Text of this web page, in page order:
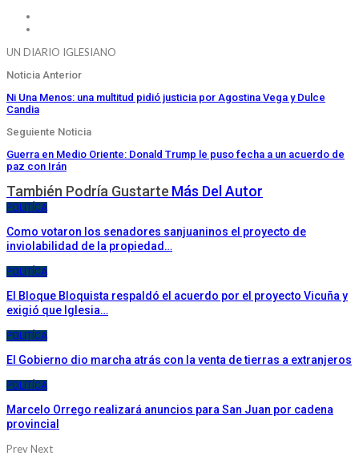
UN DIARIO IGLESIANO
Noticia Anterior
Ni Una Menos: una multitud pidió justicia por Agostina Vega y Dulce
Candia
Seguiente Noticia
Guerra en Medio Oriente: Donald Trump le puso fecha a un acuerdo de
paz con Irán
También Podría Gustarte Más Del Autor
POLITÍCA
Como votaron los senadores sanjuaninos el proyecto de
inviolabilidad de la propiedad…
POLITÍCA
El Bloque Bloquista respaldó el acuerdo por el proyecto Vicuña y
exigió que Iglesia…
POLITÍCA
El Gobierno dio marcha atrás con la venta de tierras a extranjeros
POLITÍCA
Marcelo Orrego realizará anuncios para San Juan por cadena
provincial
PrevNext